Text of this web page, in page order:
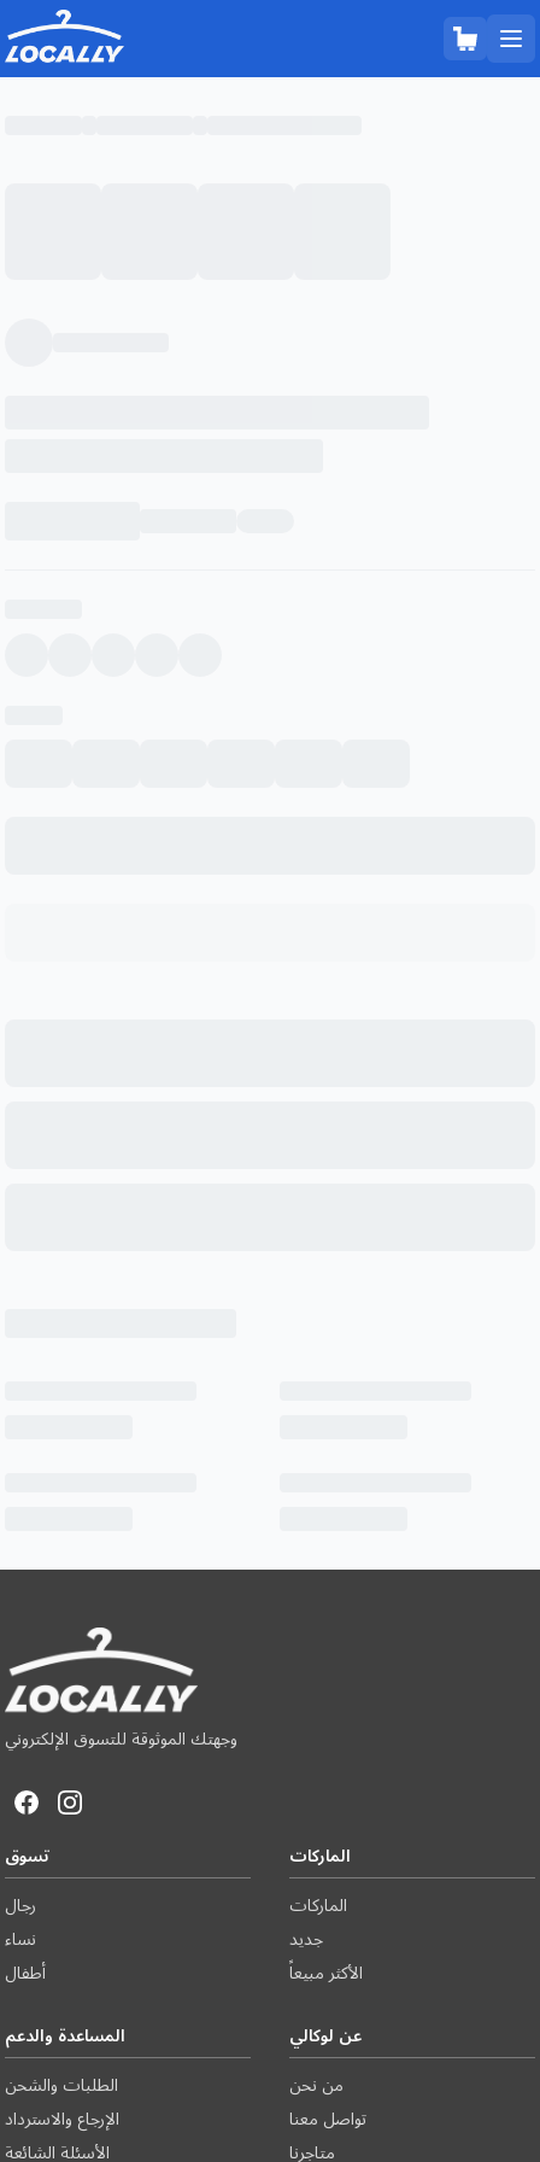
وجهتك الموثوقة للتسوق الإلكتروني
تسوق
رجال
نساء
أطفال
الماركات
الماركات
جديد
الأكثر مبيعاً
المساعدة والدعم
الطلبات والشحن
الإرجاع والاسترداد
الأسئلة الشائعة
عن لوكالي
من نحن
تواصل معنا
متاجرنا